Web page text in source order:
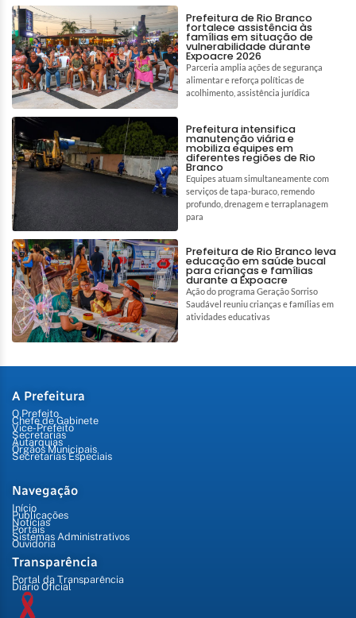
Prefeitura de Rio Branco
fortalece assistência às
famílias em situação de
vulnerabilidade durante
Expoacre 2026
Parceria amplia ações de segurança
alimentar e reforça políticas de
acolhimento, assistência jurídica
Prefeitura intensifica
manutenção viária e
mobiliza equipes em
diferentes regiões de Rio
Branco
Equipes atuam simultaneamente com
serviços de tapa-buraco, remendo
profundo, drenagem e terraplanagem
para
Prefeitura de Rio Branco leva
educação em saúde bucal
para crianças e famílias
durante a Expoacre
Ação do programa Geração Sorriso
Saudável reuniu crianças e famílias em
atividades educativas
A Prefeitura
O Prefeito
Chefe de Gabinete
Vice-Prefeito
Secretarias
Autarquias
Órgãos Municipais
Secretarias Especiais
Navegação
Início
Publicações
Notícias
Portais
Sistemas Administrativos
Ouvidoria
Transparência
Portal da Transparência
Diário Oficial